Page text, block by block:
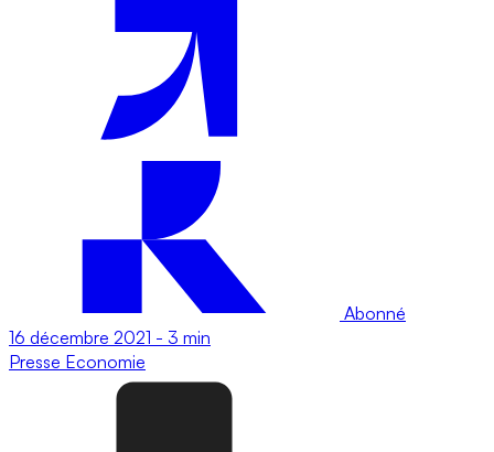
Abonné
16 décembre 2021 - 3 min
Presse Economie